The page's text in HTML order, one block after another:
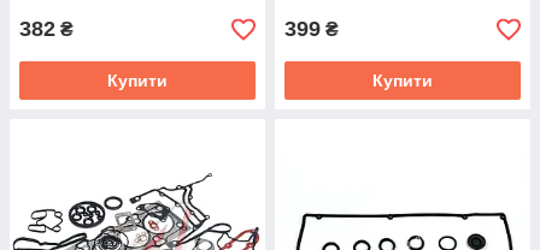
382 ₴
Купити
399 ₴
Купити